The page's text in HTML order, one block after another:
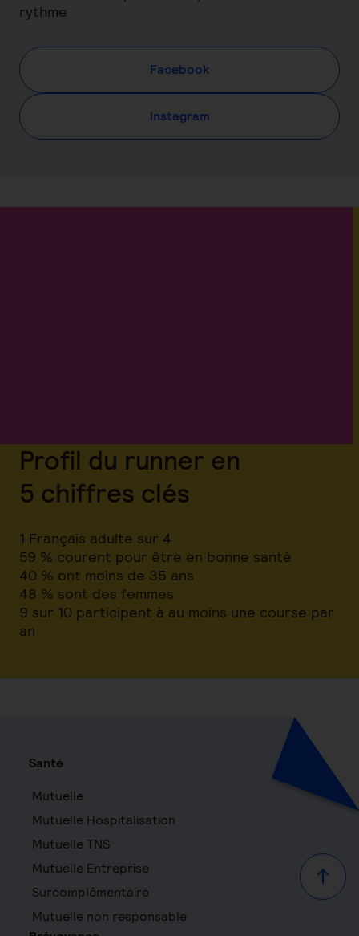
rythme
Facebook
Instagram
Profil du runner en
5 chiffres clés
1 Français adulte sur 4
59 % courent pour être en bonne santé
40 % ont moins de 35 ans
48 % sont des femmes
9 sur 10 participent à au moins une course par
an
Haut
Santé
Mutuelle
Mutuelle Hospitalisation
Mutuelle TNS
Mutuelle Entreprise
Surcomplémentaire
Mutuelle non responsable